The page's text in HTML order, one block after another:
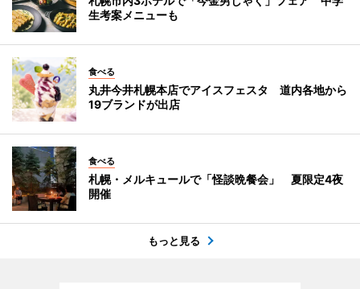
生考案メニューも
食べる
丸井今井札幌本店でアイスフェスタ 道内各地から
19ブランドが出店
食べる
札幌・メルキュールで「怪談晩餐会」 夏限定4夜
開催
もっと見る